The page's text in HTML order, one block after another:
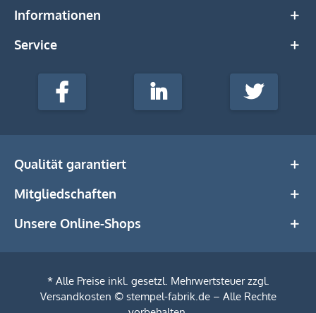
Informationen
Service
stempel-
Media
Facebook LinkedIn Twitter
Qualität garantiert
Mitgliedschaften
Unsere Online-Shops
* Alle Preise inkl. gesetzl. Mehrwertsteuer zzgl.
Versandkosten © stempel-fabrik.de – Alle Rechte